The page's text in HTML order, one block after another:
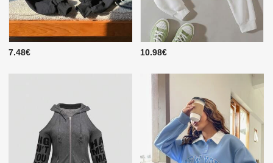
7.48€ 10.98€